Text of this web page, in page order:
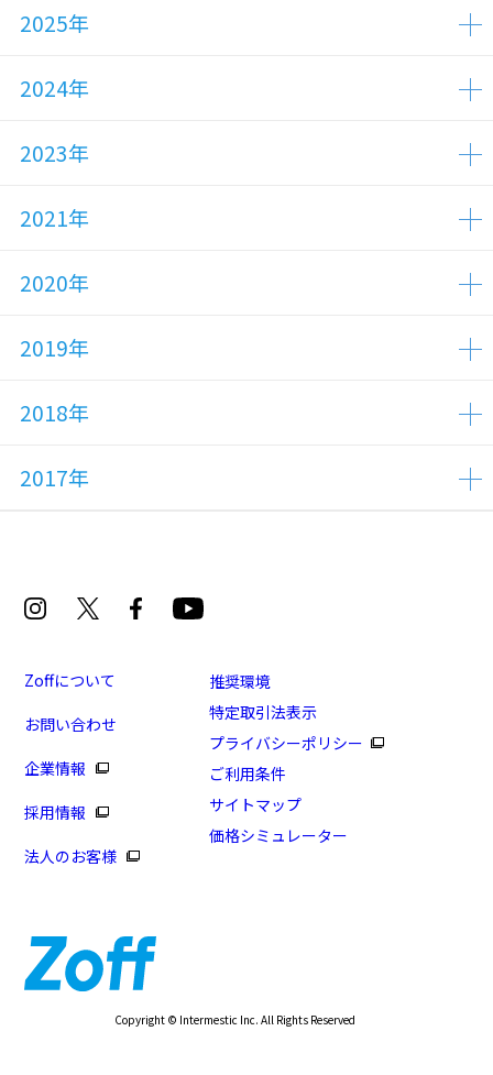
2025年
2024年
2023年
2021年
2020年
2019年
2018年
2017年
Zoffについて
お問い合わせ
企業情報
採用情報
法人のお客様
推奨環境
特定取引法表示
プライバシーポリシー
ご利用条件
サイトマップ
価格シミュレーター
Copyright © Intermestic Inc. All Rights Reserved